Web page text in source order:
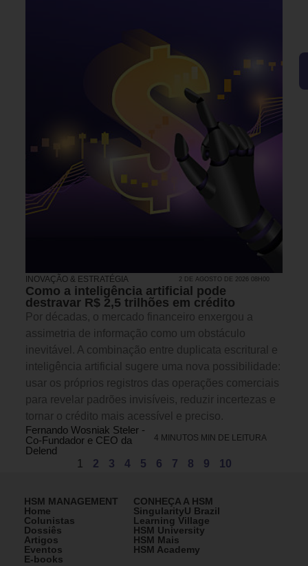
INOVAÇÃO & ESTRATÉGIA 2 DE AGOSTO DE 2026 08H00
Como a inteligência artificial pode
destravar R$ 2,5 trilhões em crédito
Por décadas, o mercado financeiro enxergou a
assimetria de informação como um obstáculo
inevitável. A combinação entre duplicata escritural e
inteligência artificial sugere uma nova possibilidade:
usar os próprios registros das operações comerciais
para revelar padrões invisíveis, reduzir incertezas e
tornar o crédito mais acessível e preciso.
Fernando Wosniak Steler -
Co-Fundador e CEO da
Delend
4 MINUTOS MIN DE LEITURA
1 2 3 4 5 6 7 8 9 10
HSM MANAGEMENT
Home
Colunistas
Dossiês
Artigos
Eventos
E-books
CONHEÇA A HSM
SingularityU Brazil
Learning Village
HSM University
HSM Mais
HSM Academy